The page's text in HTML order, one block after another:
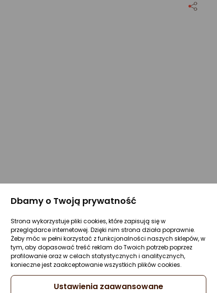
Dbamy o Twoją prywatność
Strona wykorzystuje pliki cookies, które zapisują się w
przeglądarce internetowej. Dzięki nim strona działa poprawnie.
Żeby móc w pełni korzystać z funkcjonalności naszych sklepów, w
tym, aby dopasować treść reklam do Twoich potrzeb poprzez
profilowanie oraz w celach statystycznych i analitycznych,
konieczne jest zaakceptowanie wszystkich plików cookies.
Ustawienia zaawansowane